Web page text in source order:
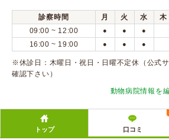
Calooペットとは？
口コミ投稿
診察時間 月 火 水 木
09:00 ~ 12:00
● ● ●
16:00 ~ 19:00 ● ● ●
※休診日：木曜日・祝日・日曜不定休（公式
確認下さい）
動物病院情報を
トップ 口コミ